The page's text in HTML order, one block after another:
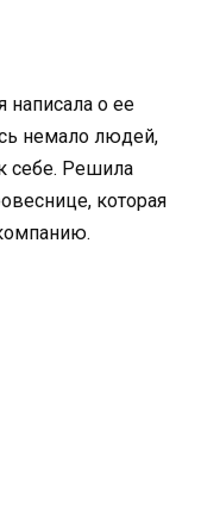
написала о ее
немало людей,
себе. Решила
которая